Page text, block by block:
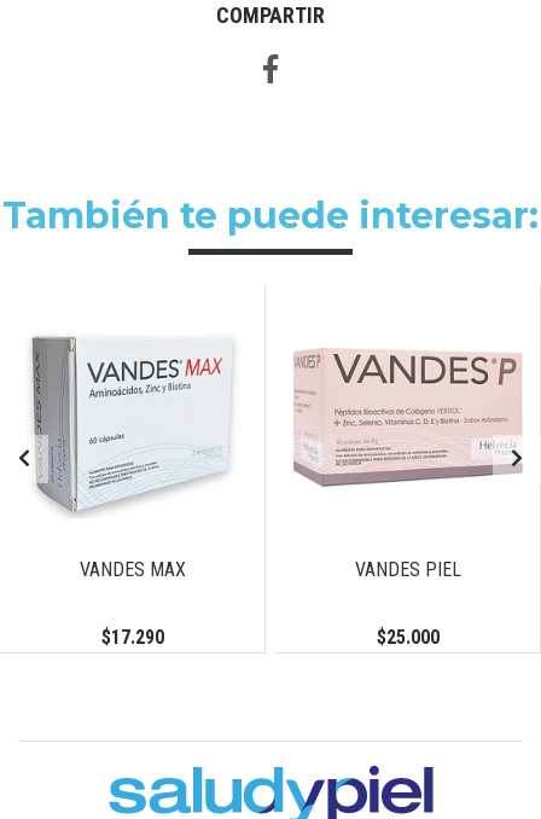
COMPARTIR
También te puede interesar:
VANDES MAX
$17.290
VANDES PIEL
$25.000